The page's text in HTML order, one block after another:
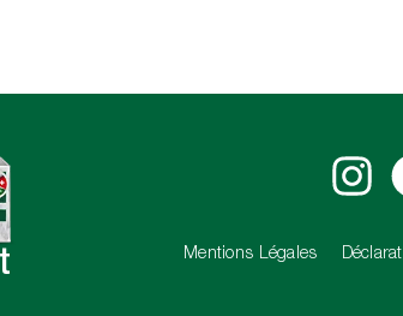
Mentions Légales